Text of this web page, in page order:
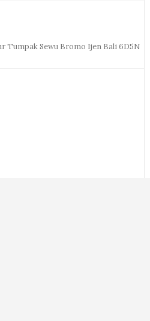
Tumpak Sewu Bromo Ijen Bali 6D5N